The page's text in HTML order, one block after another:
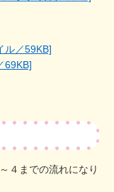
ル／59KB]
69KB]
４までの流れになり